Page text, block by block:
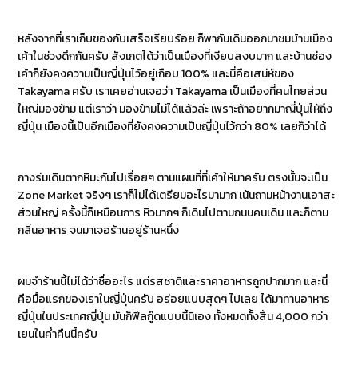
หลังจากที่เราเก็บของกับเสร็จเรียบร้อย ก็พากันเดินออกมาชมบ้านเมือง
เค้าในช่วงดึกกันครับ สังเกตได้ว่าเป็นเมืองที่เงียบสงบมาก และบ้านช่อง
เค้าก็ยังคงความเป็นญี่ปุ่นไว้อยู่เกือบ 100% และนี่คือเสน่ห์ของ
Takayama ครับ เราเคยอ่านเจอว่า Takayama เป็นเมืองที่คนไทยส่วน
ใหญ่มองข้าม แต่เราว่า มองข้ามไม่ได้แล้วล่ะ เพราะถ้าอยากมาญี่ปุ่นให้ถึง
ญี่ปุ่น เมืองนี้เป็นอีกเมืองที่ยังคงความเป็นญี่ปุ่นไว้กว่า 80% เลยก็ว่าได้
กางร่มเดินตากหิมะกันไปเรื่อยๆ ตามแผนที่ที่เค้าให้มาครับ ตรงนั้นจะเป็น
Zone Market จริงๆ เราก็ไม่ได้เตรียมอะไรมามาก เน้นถามหน้างานเอาสะ
ส่วนใหญ่ ครั้งนี้ก็เหมือนการ หิวมากๆ ก็เดินไปตามถนนคนเดิน และก็ตาม
กลิ่นอาหาร จนมาเจอร้านอยู่ร้านหนึ่ง
ผมจำร้านนี้ไม่ได้ว่าชื่ออะไร แต่รสชาติและราคาอาหารถูกปากมาก และนี่
คือมื้อแรกของเราในญี่ปุ่นครับ อร่อยแบบสุดๆ ไปเลย ได้มาทานอาหาร
ญี่ปุ่นในประเทศญี่ปุ่น มันก็ฟีลกู๊ดแบบนี้นิเอง ทั้งหมดทั้งสิ้น 4,000 กว่า
เยนในค่ำคืนนี้ครับ